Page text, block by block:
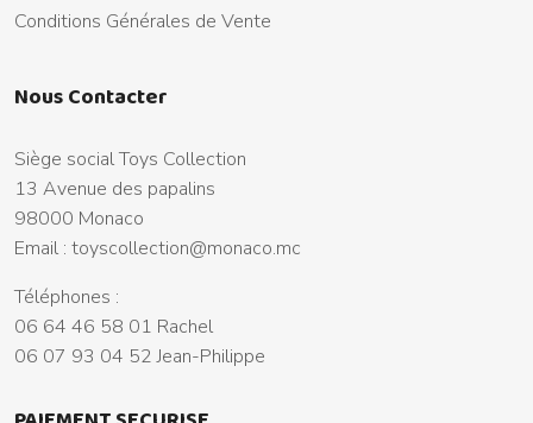
Conditions Générales de Vente
Nous Contacter
Siège social Toys Collection
13 Avenue des papalins
98000 Monaco
Email : toyscollection@monaco.mc
Téléphones :
06 64 46 58 01 Rachel
06 07 93 04 52 Jean-Philippe